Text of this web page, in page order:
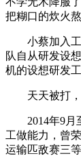
把糊口的炊火
小蔡加入工做
队自从研发设
机的设想研发
天天被打，
2014年9月至
工做能力，曾
运输匹敌赛三